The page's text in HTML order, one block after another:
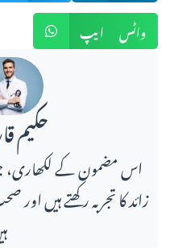
واٹس ایپ
حکیم
زائد کا تجربہ رکھتے ہیں